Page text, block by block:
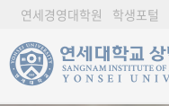
연세경영대학원 학생포털